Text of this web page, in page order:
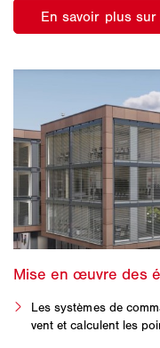
Les systèmes de
vent et calculent les